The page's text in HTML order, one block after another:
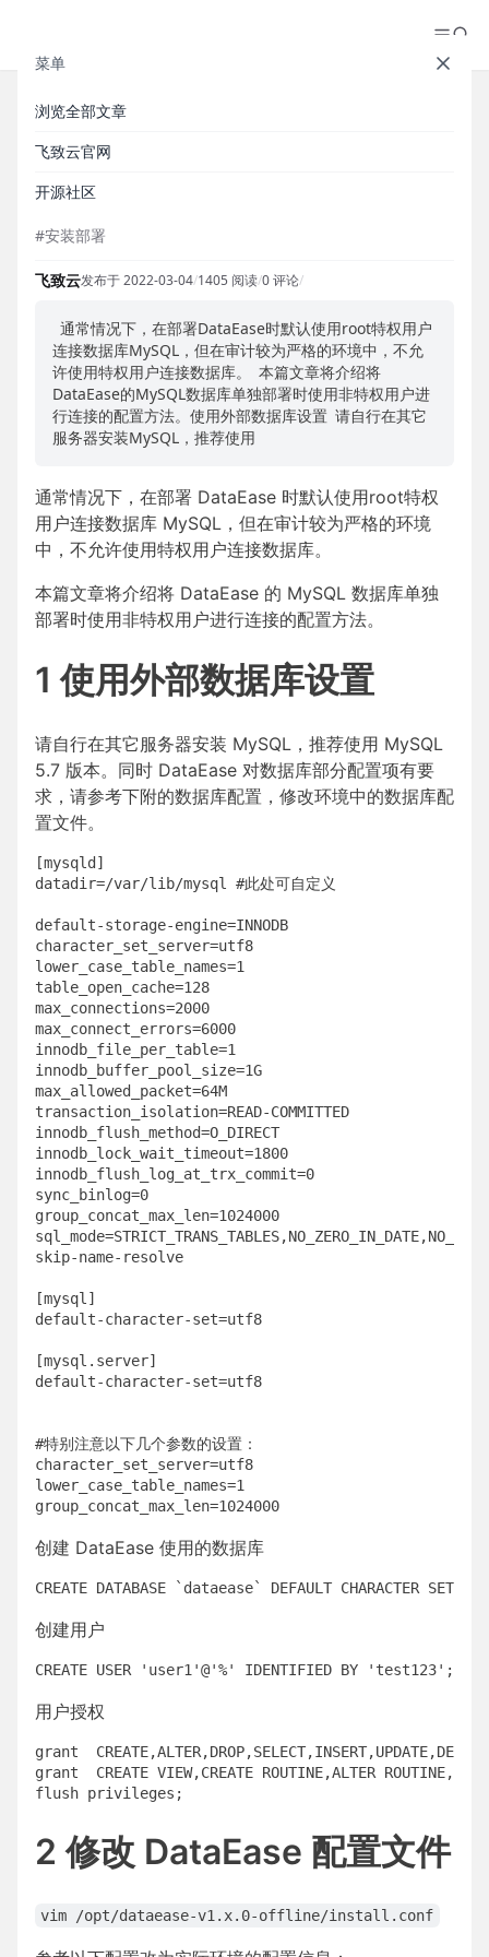
菜单
浏览全部文章
飞致云官网
开源社区
【安装部署】DataEase 分离部署
MySQL 配置非特权用户
#安装部署
飞致云发布于 2022-03-04/1405 阅读/0 评论/
通常情况下，在部署DataEase时默认使用root特权用户
连接数据库MySQL，但在审计较为严格的环境中，不允
许使用特权用户连接数据库。 本篇文章将介绍将
DataEase的MySQL数据库单独部署时使用非特权用户进
行连接的配置方法。使用外部数据库设置 请自行在其它
服务器安装MySQL，推荐使用
通常情况下，在部署 DataEase 时默认使用root特权
用户连接数据库 MySQL，但在审计较为严格的环境
中，不允许使用特权用户连接数据库。
本篇文章将介绍将 DataEase 的 MySQL 数据库单独
部署时使用非特权用户进行连接的配置方法。
1 使用外部数据库设置
请自行在其它服务器安装 MySQL，推荐使用 MySQL
5.7 版本。同时 DataEase 对数据库部分配置项有要
求，请参考下附的数据库配置，修改环境中的数据库配
置文件。
[mysqld]
datadir=/var/lib/mysql #此处可自定义
default-storage-engine=INNODB
character_set_server=utf8
lower_case_table_names=1
table_open_cache=128
max_connections=2000
max_connect_errors=6000
innodb_file_per_table=1
innodb_buffer_pool_size=1G
max_allowed_packet=64M
transaction_isolation=READ-COMMITTED
innodb_flush_method=O_DIRECT
innodb_lock_wait_timeout=1800
innodb_flush_log_at_trx_commit=0
sync_binlog=0
group_concat_max_len=1024000
skip-name-resolve
[mysql]
default-character-set=utf8
[mysql.server]
default-character-set=utf8
#特别注意以下几个参数的设置：
character_set_server=utf8
lower_case_table_names=1
创建 DataEase 使用的数据库
创建用户
用户授权
grant
grant  CREATE VIEW,CREATE ROUTINE,ALTER
2 修改 DataEase 配置文件
vim /opt/dataease-v1.x.0-offline/install.conf